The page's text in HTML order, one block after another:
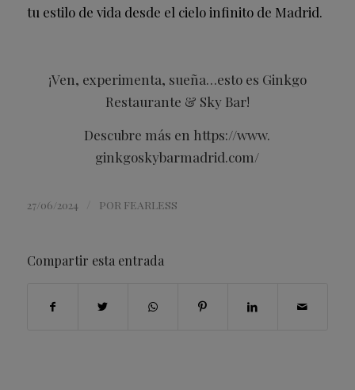
tu estilo de vida desde el cielo infinito de Madrid.
¡Ven, experimenta, sueña…esto es Ginkgo
Restaurante & Sky Bar!
Descubre más en https://www.
ginkgoskybarmadrid.com/
27/06/2024 POR FEARLESS
Compartir esta entrada